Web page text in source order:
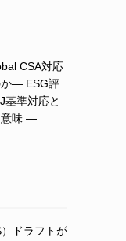
CSA対応
か― ESG評
基準対応と
意味 ―
ドラフトが